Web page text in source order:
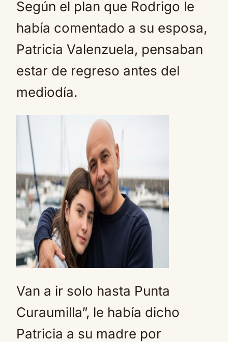
Según el plan que Rodrigo le
había comentado a su esposa,
Patricia Valenzuela, pensaban
estar de regreso antes del
mediodía.
Van a ir solo hasta Punta
Curaumilla”, le había dicho
Patricia a su madre por